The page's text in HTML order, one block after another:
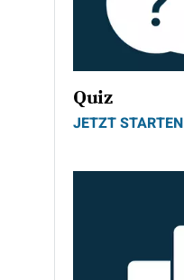
Quiz
JETZT STARTEN